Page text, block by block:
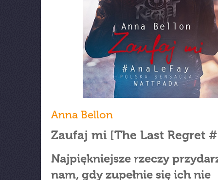
Anna Bellon
Zaufaj mi [The Last Regret
Najpiękniejsze rzeczy
nam, gdy zupełnie się ich nie